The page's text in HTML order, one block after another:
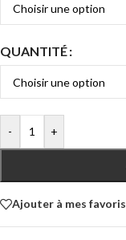
QUANTITÉ
- +
Ajouter à mes favoris